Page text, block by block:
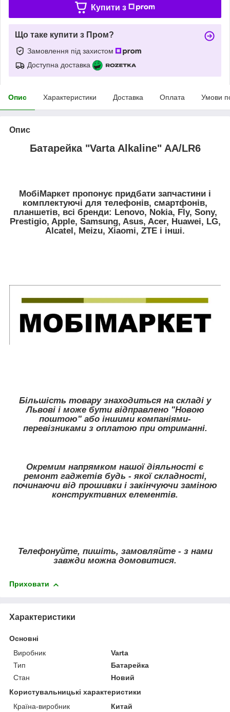
Купити з
Що таке купити з Пром?
Замовлення під захистом
Доступна доставка
Опис Характеристики Доставка Оплата Умови
Опис
Батарейка "Varta Alkaline" AA/LR6
МобіМаркет пропонує придбати запчастини і
комплектуючі для телефонів, смартфонів,
планшетів, всі бренди: Lenovo, Nokia, Fly, Sony,
Prestigio, Apple, Samsung, Asus, Acer, Huawei, LG,
Alcatel, Meizu, Xiaomi, ZTE і інші.
Більшість товару знаходиться на складі у
Львові і може бути відправлено "Новою
поштою" або іншими компаніями-
перевізниками з оплатою при отриманні.
Окремим напрямком нашої діяльності є
ремонт гаджетів будь - якої складності,
починаючи від прошивки і закінчуючи заміною
конструктивних елементів.
Телефонуйте, пишіть, замовляйте - з нами
завжди можна домовитися.
Приховати
Характеристики
Основні
Виробник
Varta
Тип
Батарейка
Стан
Новий
Користувальницькі характеристики
Країна-виробник
Китай